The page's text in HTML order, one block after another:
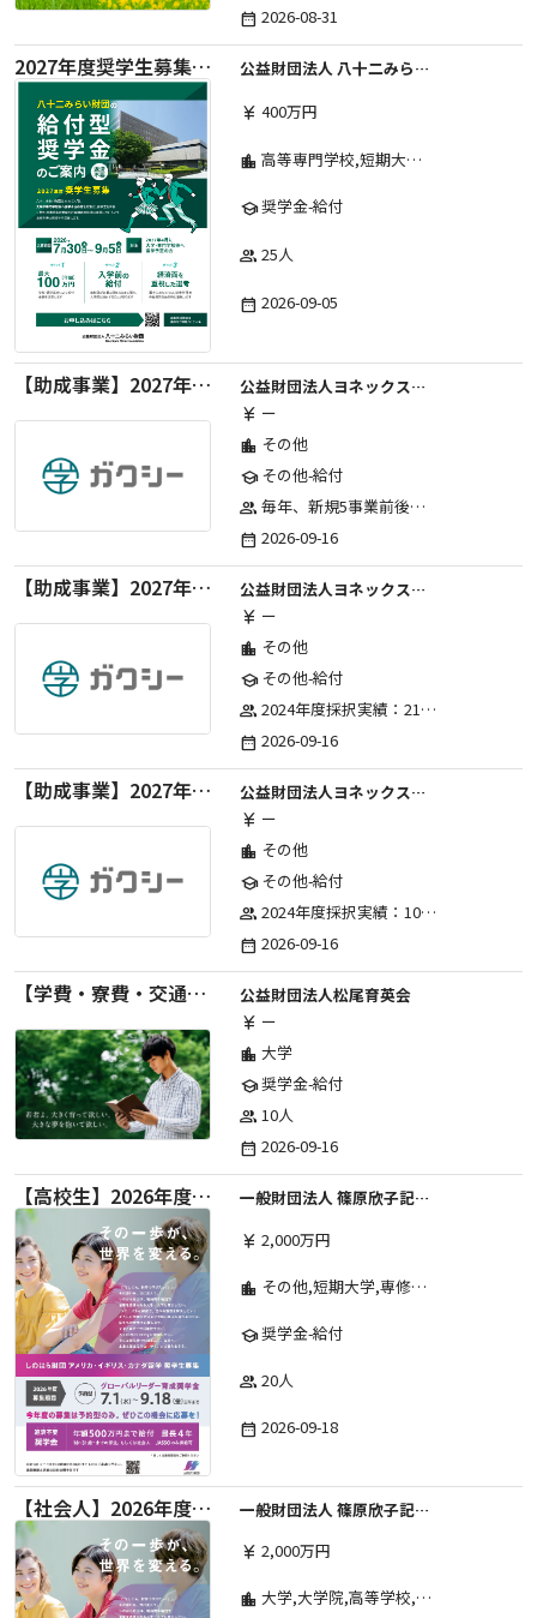
date_range 2026-08-31
2027年度奨学生募集要項
公益財団法人 八十二みらい財団
currency_yen 400万円
location_city 高等専門学校,短期大学,専修学校,大学
school奨学金-給付
group 25人
date_range 2026-09-05
【助成事業】2027年度中学校部活動の地域展開推進に関する助成金
公益財団法人ヨネックススポーツ振興財団
currency_yen ー
location_city その他
schoolその他-給付
group 毎年、新規5事業前後への助成金交付を予定とし、初年度5事業、2年目合計10事業前後、3年目合計15事業前後、4年目以降は15事業前後にて実施する。 2025年度採択実績：5事業、2026年度採択実績：5事業
date_range 2026-09-16
【助成事業】2027年度（通年）国際交流普及事業に関する助成金
公益財団法人ヨネックススポーツ振興財団
currency_yen ー
location_city その他
schoolその他-給付
group 2024年度採択実績：21事業（前期11・後期10）、2025年度採択実績：30事業（前期15・後期15）、2026年度採択実績：40事業 ※2026年度より、前期・後期の区分を廃止し、年1回の申請受付となりました。
date_range 2026-09-16
【助成事業】2027年度（通年）ジュニアスポーツ振興に関する助成金
公益財団法人ヨネックススポーツ振興財団
currency_yen ー
location_city その他
schoolその他-給付
group 2024年度採択実績：107事業（前期45・後期62）、2025年度採択実績：103事業（前期48・後期55）、2026年度採択実績：97事業 ※2026年度より、前期・後期の区分を廃止し、年1回の申請受付となりました。
date_range 2026-09-16
【学費・寮費・交通費給付】2027年度第71期育英生募集
公益財団法人松尾育英会
currency_yen ー
location_city 大学
school奨学金-給付
group 10人
date_range 2026-09-16
【高校生】2026年度 しのはら財団 アメリカ・イギリス・カナダ英語留学奨学金
一般財団法人 篠原欣子記念財団 (海外留学奨学金グループ)
currency_yen 2,000万円
location_city その他,短期大学,専修学校,高等専門学校,高等学校,大学院,大学
school奨学金-給付
group 20人
date_range 2026-09-18
【社会人】2026年度 しのはら財団 アメリカ・イギリス・カナダ英語留学奨学金
一般財団法人 篠原欣子記念財団 (海外留学奨学金グループ)
currency_yen 2,000万円
location_city 大学,大学院,高等学校,その他,高等専門学校,専修学校,短期大学